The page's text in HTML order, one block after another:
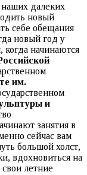
наших далеких
новый
себе обещания
новый год у
когда начинаются
им.
и
занятия в
сейчас вам
большой холст,
вдохновиться на
свои летние